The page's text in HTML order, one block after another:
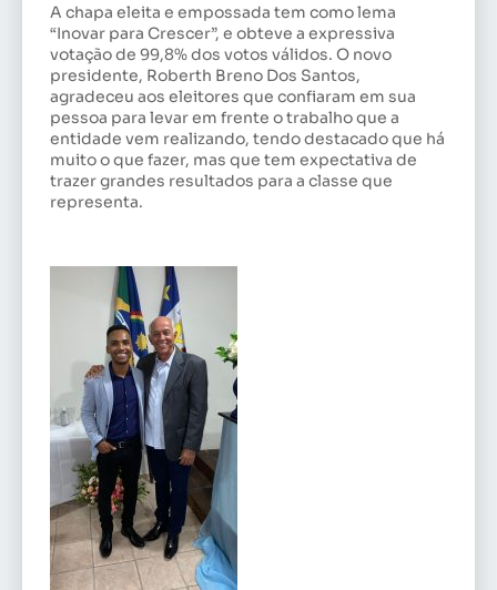
A chapa eleita e empossada tem como lema
“Inovar para Crescer”, e obteve a expressiva
votação de 99,8% dos votos válidos. O novo
presidente, Roberth Breno Dos Santos,
agradeceu aos eleitores que confiaram em sua
pessoa para levar em frente o trabalho que a
entidade vem realizando, tendo destacado que há
muito o que fazer, mas que tem expectativa de
trazer grandes resultados para a classe que
representa.